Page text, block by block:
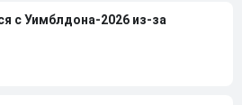
с Уимблдона-2026 из-за